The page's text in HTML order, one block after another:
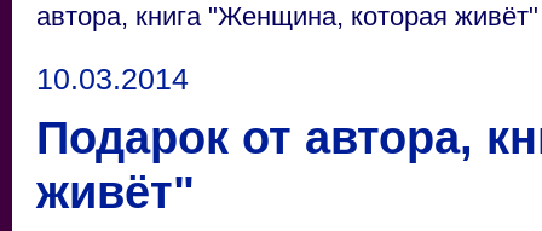
автора, книга "Женщина, которая живёт"
10.03.2014
Подарок от автора,
живёт"